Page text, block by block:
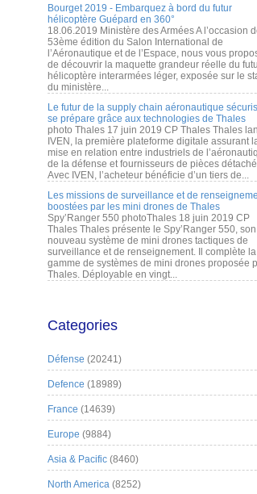
Bourget 2019 - Embarquez à bord du futur
hélicoptère Guépard en 360°
18.06.2019 Ministère des Armées A l’occasion
53ème édition du Salon International de
l’Aéronautique et de l’Espace, nous vous
de découvrir la maquette grandeur réelle du
hélicoptère interarmées léger, exposée sur le
du ministère...
Le futur de la supply chain aéronautique
se prépare grâce aux technologies de Thales
photo Thales 17 juin 2019 CP Thales Thales
IVEN, la première plateforme digitale assurant
mise en relation entre industriels de
de la défense et fournisseurs de pièces
Avec IVEN, l’acheteur bénéficie d’un tiers de...
Les missions de surveillance et de
boostées par les mini drones de Thales
Spy’Ranger 550 photoThales 18 juin 2019 CP
Thales Thales présente le Spy’Ranger 550, son
nouveau système de mini drones tactiques de
surveillance et de renseignement. Il complète la
gamme de systèmes de mini drones proposée
Thales. Déployable en vingt...
Categories
Défense (20241)
Defence (18989)
France (14639)
Europe (9884)
Asia & Pacific (8460)
North America (8252)